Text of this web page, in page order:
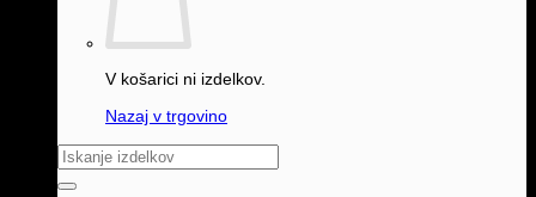
V košarici ni izdelkov.
Nazaj v trgovino
Išči: